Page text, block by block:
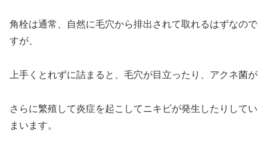
角栓は通常、自然に毛穴から排出されて取れるはずなので
すが、
上手くとれずに詰まると、毛穴が目立ったり、アクネ菌が
さらに繁殖して炎症を起こしてニキビが発生したりしてい
まいます。